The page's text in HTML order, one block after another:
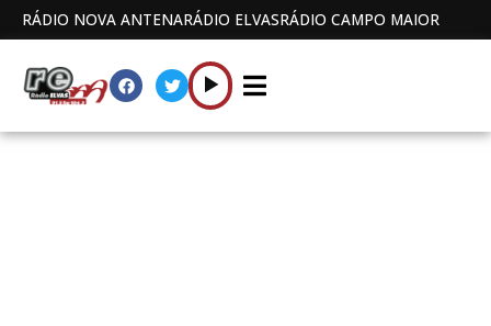
RÁDIO NOVA ANTENARÁDIO ELVASRÁDIO CAMPO MAIOR